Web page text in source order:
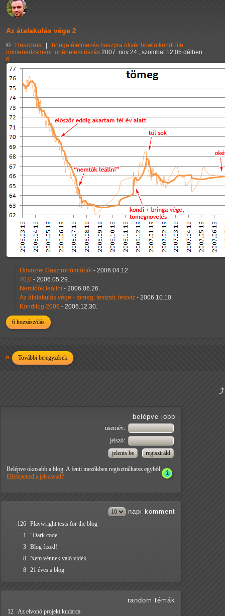
Az átalakulás vége 2
© Haszprus bringa élelmezés haszpra olivér howto kondi life
önmenedzsment történelem úszás 2007. nov 24., szombat 12:05 délben
6
Üdvözlet Gasztronómiából - 2006.04.12.
70,0 - 2006.05.29.
Nemtóók leállni - 2006.06.26.
Az átalakulás vége - tömeg, testzsír, testvíz - 2006.10.10.
Kondilog 2006 - 2006.12.30.
6 hozzászólás
További bejegyzések
belépve jobb
usernév:
jelszó:
Belépve okosabb a blog. A fenti mezőkben regisztrálhatsz egyből.
Elfelejtetted a jelszavad?
napi komment
126 Playwright tests for the blog
1
"Dark code"
3 Blog fixed!
8 Nem vénnek való vidék
8 21 éves a blog
random témák
12 Az elvonó projekt kudarca